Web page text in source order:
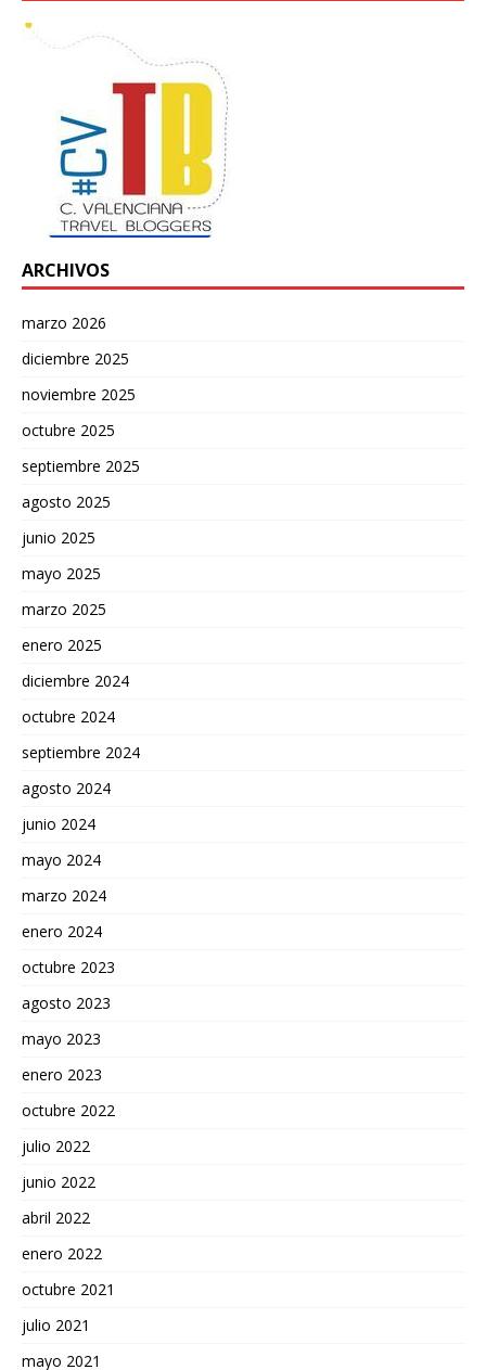
ARCHIVOS
marzo 2026
diciembre 2025
noviembre 2025
octubre 2025
septiembre 2025
agosto 2025
junio 2025
mayo 2025
marzo 2025
enero 2025
diciembre 2024
octubre 2024
septiembre 2024
agosto 2024
junio 2024
mayo 2024
marzo 2024
enero 2024
octubre 2023
agosto 2023
mayo 2023
enero 2023
octubre 2022
julio 2022
junio 2022
abril 2022
enero 2022
octubre 2021
julio 2021
mayo 2021